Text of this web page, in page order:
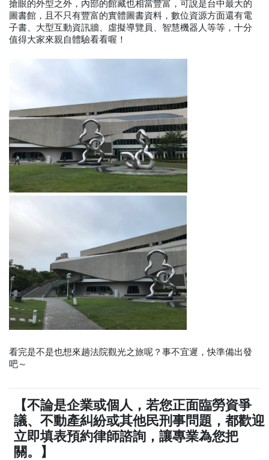
搶眼的外型之外，內部的館藏也相當豐富，可說是台中最大的
圖書館，且不只有豐富的實體圖書資料，數位資源方面還有電
子書、大型互動資訊牆、虛擬導覽員、智慧機器人等等，十分
值得大家來親自體驗看看喔！
看完是不是也想來趟法院觀光之旅呢？事不宜遲，快準備出發
吧～
【不論是企業或個人，若您正面臨勞資爭
議、不動產糾紛或其他民刑事問題，都歡迎
立即填表預約律師諮詢，讓專業為您把
關。】